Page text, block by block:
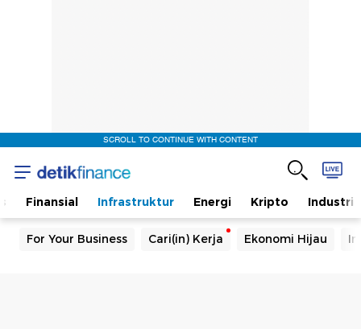
SCROLL TO CONTINUE WITH CONTENT
Finansial Infrastruktur Energi Kripto Industri
For Your Business Cari(in) Kerja Ekonomi Hijau